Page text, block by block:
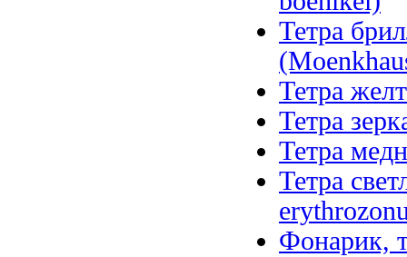
Тетра
Тетра
Тетра
Тетра
Тетра
Фонарик,